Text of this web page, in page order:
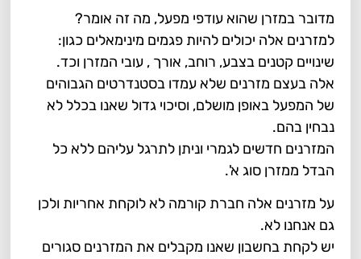
מדובר במזרן שהוא עודפי מפעל, מה זה אומר?
למזרנים אלה יכולים להיות פגמים מינימאלים כגון:
שינויים קטנים בצבע, רוחב, אורך , עובי המזרן וכד.
אלה בעצם מזרנים שלא עמדו בסטנדרטים הגבוהים
של המפעל באופן מושלם, וסיכוי גדול שאנו בכלל לא
נבחין בהם.
המזרנים חדשים לגמרי וניתן לתרגל עליהם ללא כל
הבדל ממזרן סוג א'.
על מזרנים אלה חברת קורמה לא לוקחת אחריות ולכן
גם אנחנו לא.
יש לקחת בחשבון שאנו מקבלים את המזרנים סגורים